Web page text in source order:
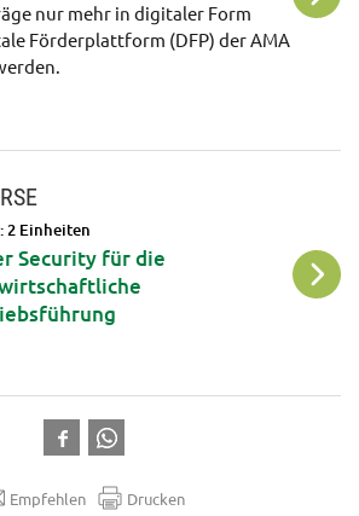
nur mehr in digitaler Form
Förderplattform (DFP) der AMA
2 Einheiten
Security für die
Empfehlen Drucken